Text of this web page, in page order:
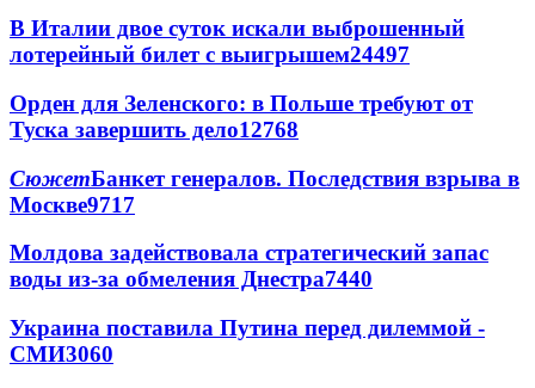
В Италии двое суток искали выброшенный
лотерейный билет с выигрышем24497
Орден для Зеленского: в Польше требуют от
Туска завершить дело12768
СюжетБанкет генералов. Последствия взрыва в
Москве9717
Молдова задействовала стратегический запас
воды из-за обмеления Днестра7440
Украина поставила Путина перед дилеммой -
СМИ3060